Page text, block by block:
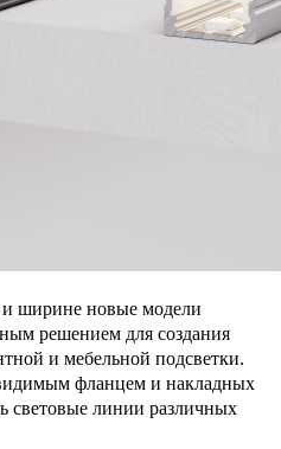
и ширине новые модели
решением для создания
и мебельной подсветки.
фланцем и накладных
световые линии различных